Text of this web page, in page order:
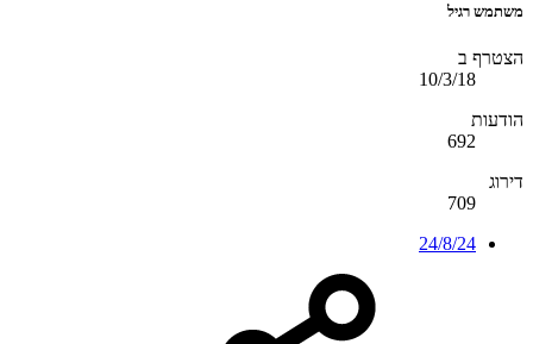
משתמש רגיל
הצטרף ב
10/3/18
הודעות
692
דירוג
709
24/8/24